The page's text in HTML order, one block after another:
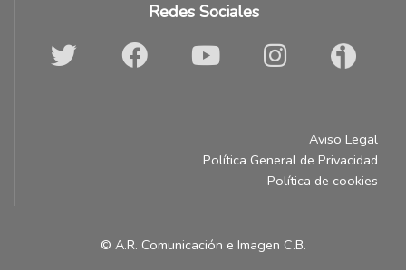
Redes Sociales
Aviso Legal
Política General de Privacidad
Política de cookies
© A.R. Comunicación e Imagen C.B.